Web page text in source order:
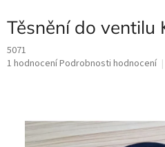
Těsnění do ventilu
5071
Průměrné
1 hodnoceníPodrobnosti hodnocení